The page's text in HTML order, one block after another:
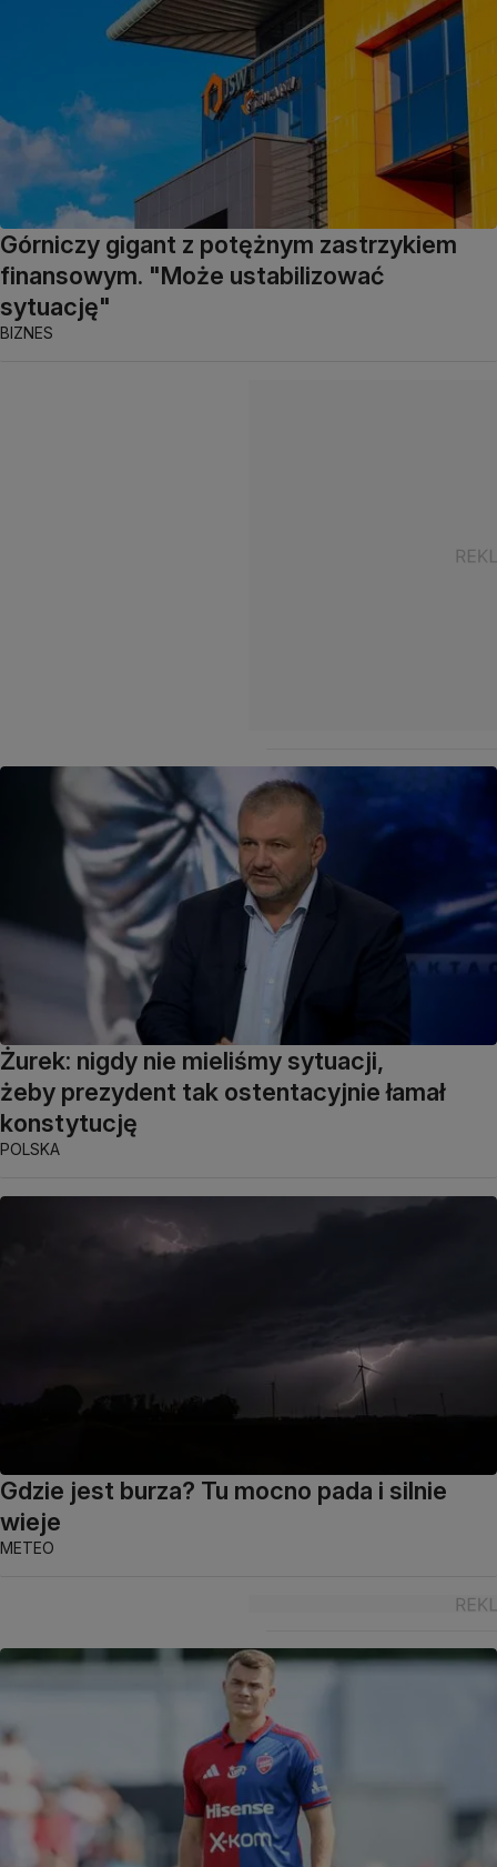
Górniczy gigant z potężnym zastrzykiem
finansowym. "Może ustabilizować
sytuację"
BIZNES
Żurek: nigdy nie mieliśmy sytuacji,
żeby prezydent tak ostentacyjnie łamał
konstytucję
POLSKA
Gdzie jest burza? Tu mocno pada i silnie
wieje
METEO